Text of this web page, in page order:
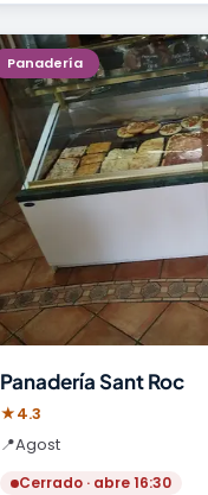
Panadería
Panadería Sant Roc
★4.3
📍Agost
Cerrado · abre 16:30